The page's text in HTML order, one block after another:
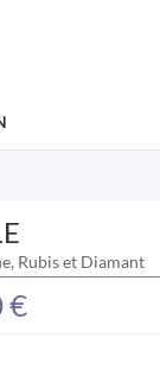
Rubis et Diamant
€